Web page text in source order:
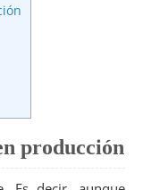
producción